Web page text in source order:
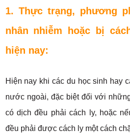
1. Thực trạng, phương
nhân nhiễm hoặc bị
hiện nay:
Hiện nay khi các du học sinh hay
nước ngoài, đặc biệt đối với
có dịch đều phải cách ly, hoặc
đều phải được cách ly một cách